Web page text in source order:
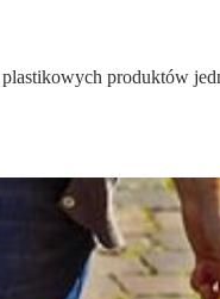
produktów